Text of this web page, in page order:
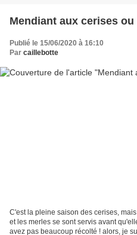
Mendiant aux cerises
Publié le 15/06/2020 à 16:10
Par caillebotte
C'est la pleine saison des cerises,
et les merles se sont servis avant
avez pas beaucoup récolté ! alors, je